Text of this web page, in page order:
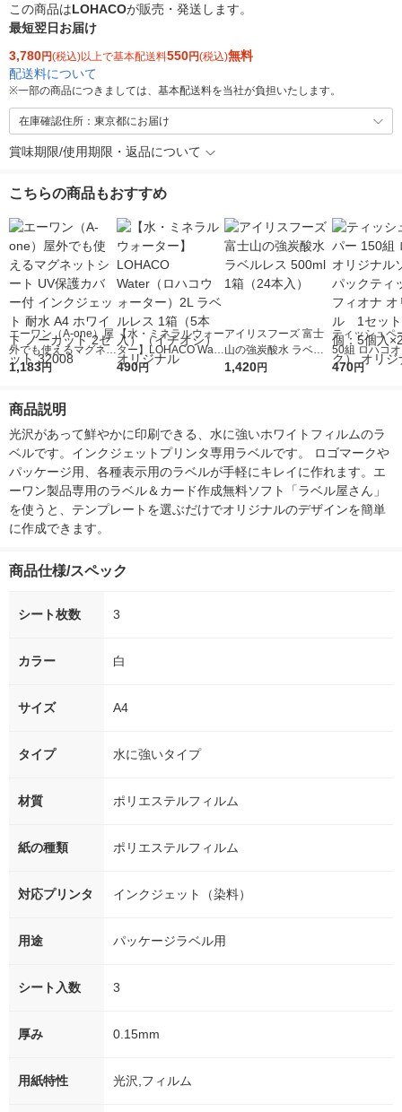
この商品はLOHACOが販売・発送します。
最短翌日お届け
3,780円(税込)以上で基本配送料550円(税込)無料
配送料について
※一部の商品につきましては、基本配送料を当社が負担いたします。
在庫確認住所：東京都にお届け
賞味期限/使用期限・返品について
こちらの商品もおすすめ
エーワン（A-one）屋
外でも使えるマグネッ
トシート UV保護カバ
1,183円
【水・ミネラルウォー
ター】LOHACO Wate
r（ロハコウォータ
490円
アイリスフーズ 富士
山の強炭酸水 ラベル
レス 500ml 1箱（24
1,420円
ティッシュペ
50組 ロハコ
ルソフトパッ
オリジナル
470円
商品説明
光沢があって鮮やかに印刷できる、水に強いホワイトフィルムのラ
ベルです。インクジェットプリンタ専用ラベルです。 ロゴマークや
パッケージ用、各種表示用のラベルが手軽にキレイに作れます。エ
ーワン製品専用のラベル＆カード作成無料ソフト「ラベル屋さん」
を使うと、テンプレートを選ぶだけでオリジナルのデザインを簡単
に作成できます。
商品仕様/スペック
シート枚数 3
カラー 白
サイズ A4
タイプ 水に強いタイプ
材質 ポリエステルフィルム
紙の種類 ポリエステルフィルム
対応プリンタ インクジェット（染料）
用途 パッケージラベル用
シート入数 3
厚み 0.15mm
用紙特性 光沢,フィルム